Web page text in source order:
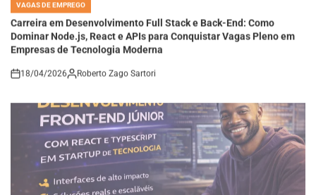
INCarreira em Desenvolvimento Full Stack e Back-End: Como
Dominar Node.js, React e APIs para Conquistar Vagas Pleno em
Empresas de Tecnologia Moderna
18/04/2026 Roberto Zago Sartori